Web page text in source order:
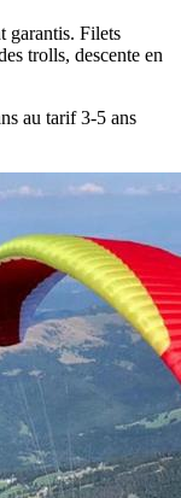
garantis. Filets
trolls, descente en
au tarif 3-5 ans